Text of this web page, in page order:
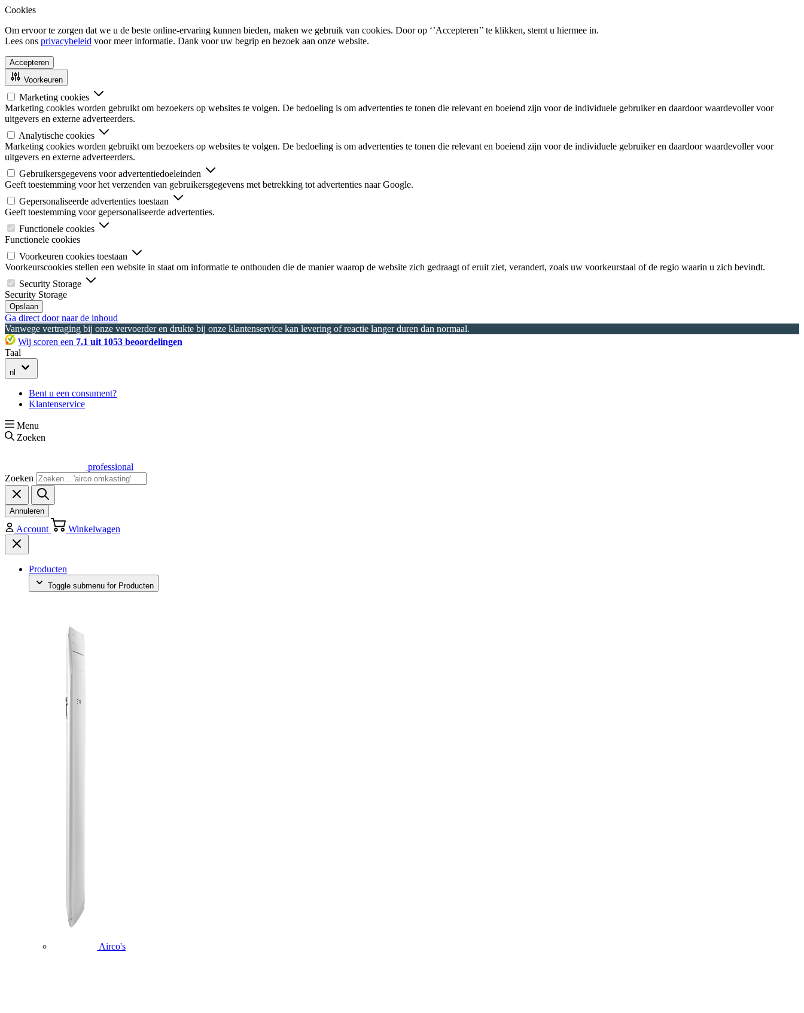
Cookies
Om ervoor te zorgen dat we u de beste online-ervaring kunnen bieden, maken we gebruik van cookies. Door op ‘’Accepteren’’ te klikken, stemt u hiermee in.
Lees ons privacybeleid voor meer informatie. Dank voor uw begrip en bezoek aan onze website.
Accepteren
Voorkeuren
Marketing cookies
Marketing cookies worden gebruikt om bezoekers op websites te volgen. De bedoeling is om advertenties te tonen die relevant en boeiend zijn voor de individuele gebruiker en daardoor waardevoller voor
uitgevers en externe adverteerders.
Analytische cookies
Marketing cookies worden gebruikt om bezoekers op websites te volgen. De bedoeling is om advertenties te tonen die relevant en boeiend zijn voor de individuele gebruiker en daardoor waardevoller voor
uitgevers en externe adverteerders.
Gebruikersgegevens voor advertentiedoeleinden
Geeft toestemming voor het verzenden van gebruikersgegevens met betrekking tot advertenties naar Google.
Gepersonaliseerde advertenties toestaan
Geeft toestemming voor gepersonaliseerde advertenties.
Functionele cookies
Functionele cookies
Voorkeuren cookies toestaan
Voorkeurscookies stellen een website in staat om informatie te onthouden die de manier waarop de website zich gedraagt of eruit ziet, verandert, zoals uw voorkeurstaal of de regio waarin u zich bevindt.
Security Storage
Security Storage
Opslaan
Ga direct door naar de inhoud
Vanwege vertraging bij onze vervoerder en drukte bij onze klantenservice kan levering of reactie langer duren dan normaal.
Wij scoren een 7.1 uit 1053 beoordelingen
Taal
nl
Bent u een consument?
Klantenservice
Menu
Zoeken
professional
Zoeken
Annuleren
Account Winkelwagen
Producten
Toggle submenu for Producten
Airco's